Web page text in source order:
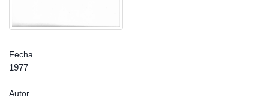
Fecha
1977
Autor